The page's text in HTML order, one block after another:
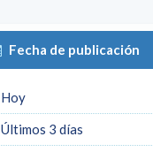
Fecha de publicación
Hoy
Últimos 3 días